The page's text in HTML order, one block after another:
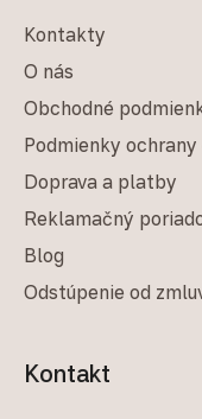
Kontakty
O nás
Obchodné
Podmienky
Doprava a platby
Reklamačný
Blog
Odstúpenie od
Kontakt